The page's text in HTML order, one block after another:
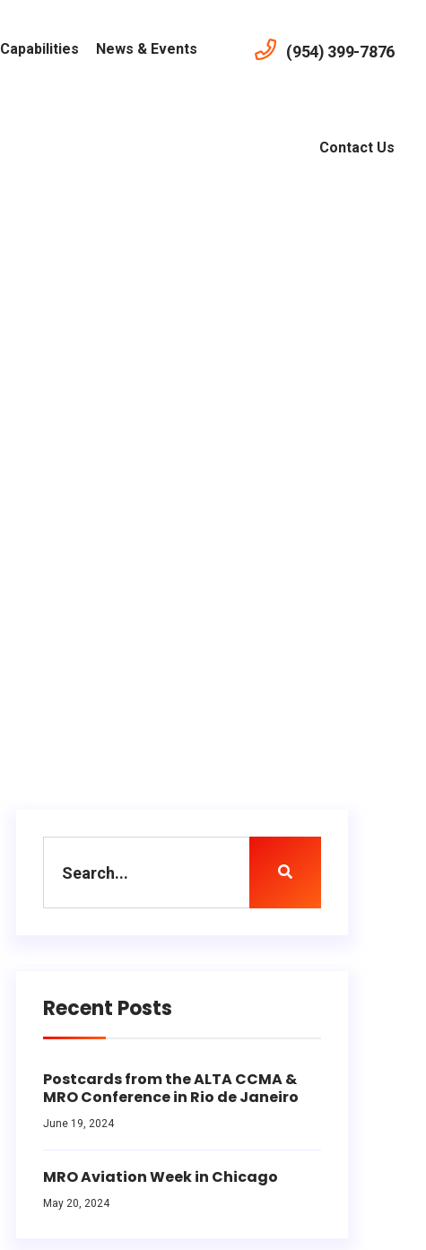
(954) 399-7876
Capabilities News & Events
Contact Us
Recent Posts
Postcards from the ALTA CCMA &
MRO Conference in Rio de Janeiro
June 19, 2024
MRO Aviation Week in Chicago
May 20, 2024